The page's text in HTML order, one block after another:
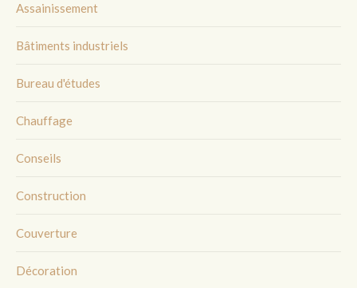
Assainissement
Bâtiments industriels
Bureau d'études
Chauffage
Conseils
Construction
Couverture
Décoration